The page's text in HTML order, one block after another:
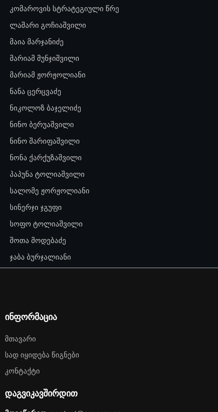
კომაროვის სტრატეგიული წრე
ლაშარი გოჩიაშვილი
მაია მარჯანიძე
მარიამ მუნჯიშვილი
მარიამ ჟორჟოლიანი
ნანა ცერცვაძე
ნიკოლოზ ბაჯელიძე
ნინო ბერუაშვილი
ნინო შარიფაშვილი
ნონა ქარქუზაშვილი
პაპუნა ტოლიაშვილი
სალომე ჟორჟოლიანი
სინერჯი ჯგუფი
სოფო ტოლიაშვილი
შოთა მოდებაძე
ჯაბა ბურჯალიანი
ინფორმაცია
Მთავარი
Სად Იყიდება Წიგნები
Კონტაქტი
დაგვიკავშირდით